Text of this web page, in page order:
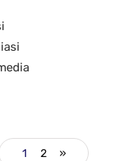
1 2 »